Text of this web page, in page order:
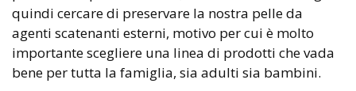
quindi cercare di preservare la nostra pelle da
agenti scatenanti esterni, motivo per cui è molto
importante scegliere una linea di prodotti che vada
bene per tutta la famiglia, sia adulti sia bambini.